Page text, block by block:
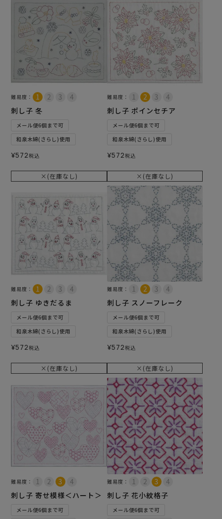
難易度：
刺し子 冬
メール便6個まで可
和泉木綿(さらし)使用
¥572税込
×(在庫なし)
難易度：
刺し子 ポインセチア
メール便6個まで可
和泉木綿(さらし)使用
¥572税込
×(在庫なし)
難易度：
刺し子 ゆきだるま
メール便6個まで可
和泉木綿(さらし)使用
¥572税込
×(在庫なし)
難易度：
刺し子 スノーフレーク
メール便6個まで可
和泉木綿(さらし)使用
¥572税込
×(在庫なし)
難易度：
刺し子 寄せ模様＜ハート＞
メール便6個まで可
難易度：
刺し子 花小紋格子
メール便6個まで可